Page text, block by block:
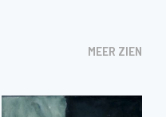
MEER ZIEN